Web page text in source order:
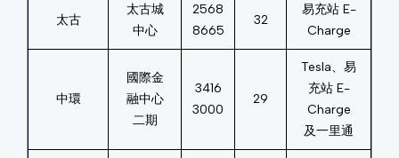
太古
太古城
中心
2568
8665
32
易充站 E-
Charge
中環
國際金
融中心
二期
3416
3000
29
Tesla、易
充站 E-
Charge
及一里通